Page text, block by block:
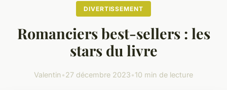
DIVERTISSEMENT
Romanciers best-sellers : les
stars du livre
Valentin•27 décembre 2023•10 min de lecture